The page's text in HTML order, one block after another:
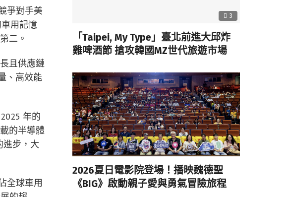
爭對手美
用記憶
二。
且供應鏈
、高效能
年的
的半導體
進步，大
全球車用
3
「Taipei, My Type」臺北前進大邱炸
雞啤酒節 搶攻韓國MZ世代旅遊市場
2026夏日電影院登場！播映魏德聖
《BIG》啟動親子愛與勇氣冒險旅程